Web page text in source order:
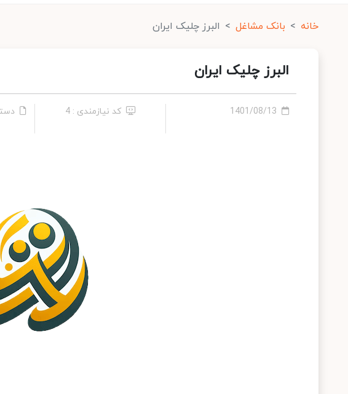
خانه بانک مشاغل البرز چلیک ایران
البرز چلیک ایران
1401/08/13 کد نیازمندی : 4